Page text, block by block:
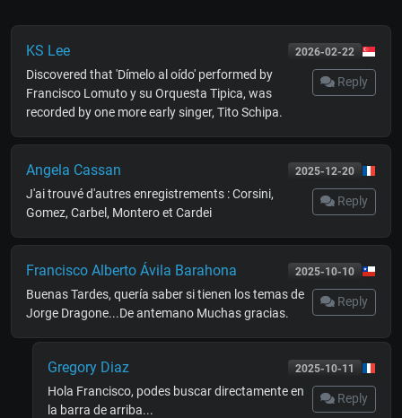
2026-02-22
KS Lee
Reply
Discovered that 'Dímelo al oído' performed by
Francisco Lomuto y su Orquesta Tipica, was
recorded by one more early singer, Tito Schipa.
2025-12-20
Angela Cassan
Reply
J'ai trouvé d'autres enregistrements : Corsini,
Gomez, Carbel, Montero et Cardei
2025-10-10
Francisco Alberto Ávila Barahona
Reply
Buenas Tardes, quería saber si tienen los temas de
Jorge Dragone...De antemano Muchas gracias.
2025-10-11
Gregory Diaz
Reply
Hola Francisco, podes buscar directamente en
la barra de arriba...